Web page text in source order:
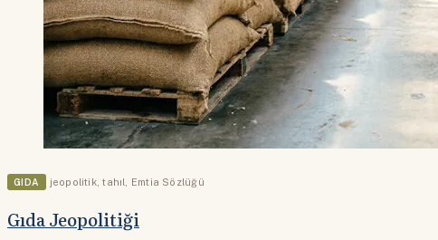
GIDA jeopolitik,tahıl Emtia Sözlüğü
Gıda Jeopolitiği